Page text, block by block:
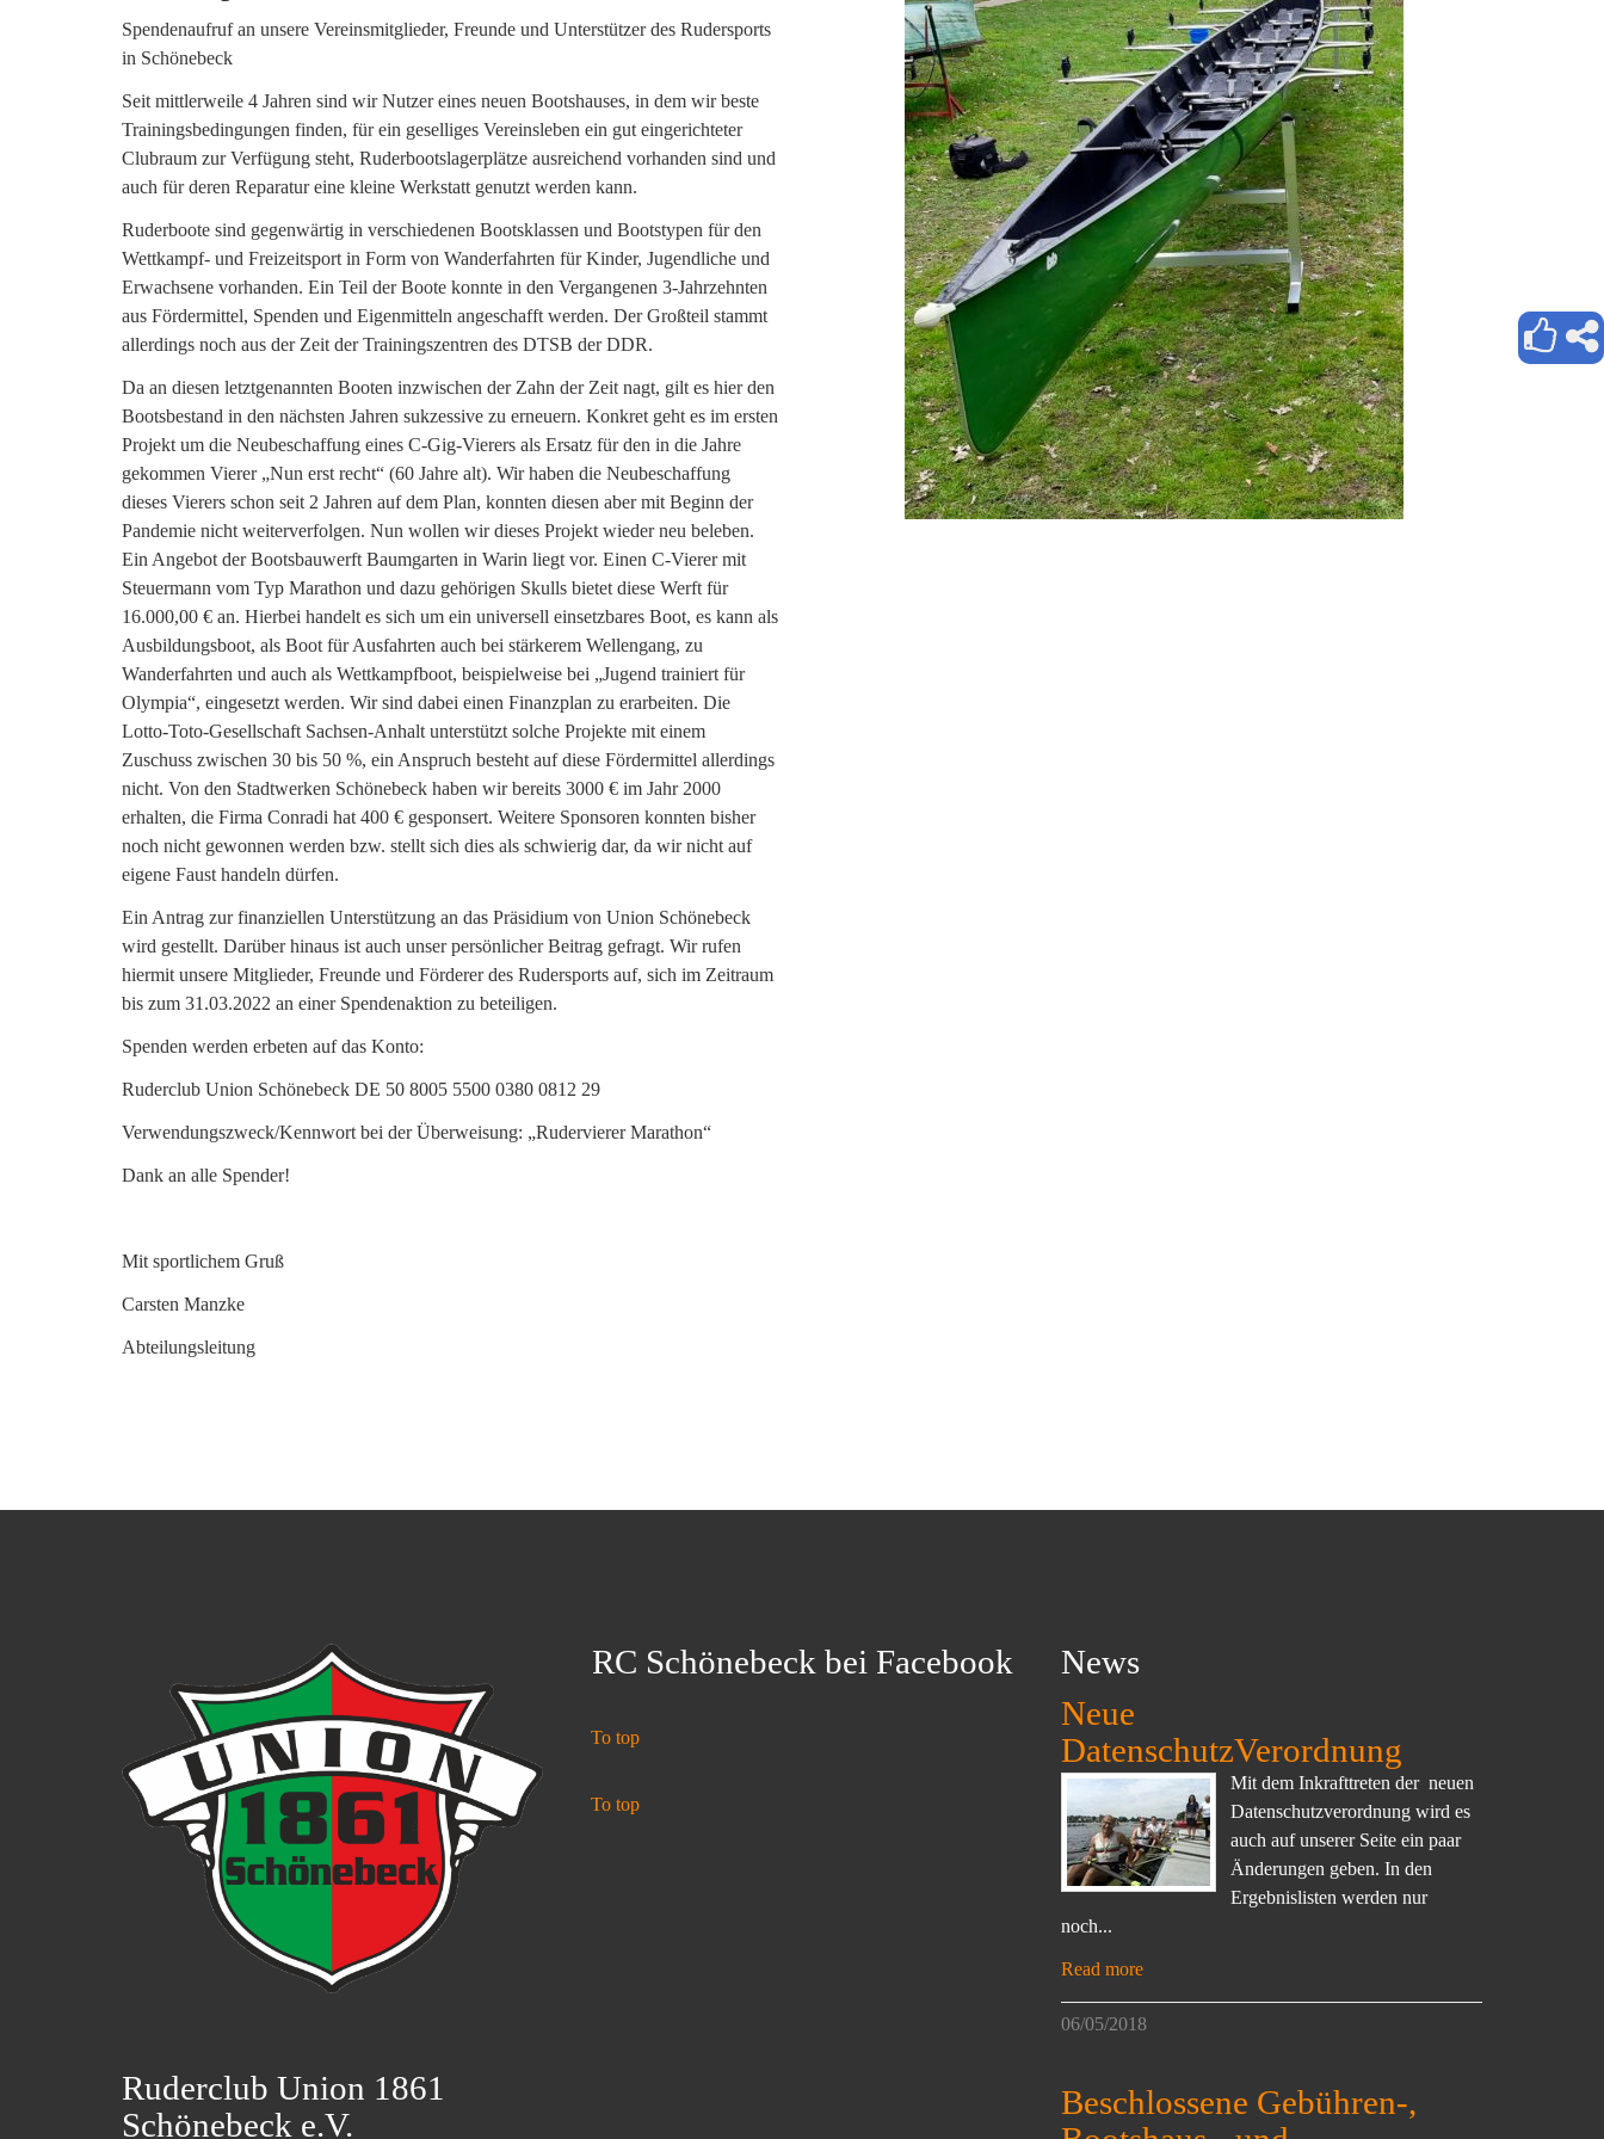
Spendenaufruf an unsere Vereinsmitglieder, Freunde und Unterstützer des Rudersports
in Schönebeck
Seit mittlerweile 4 Jahren sind wir Nutzer eines neuen Bootshauses, in dem wir beste
Trainingsbedingungen finden, für ein geselliges Vereinsleben ein gut eingerichteter
Clubraum zur Verfügung steht, Ruderbootslagerplätze ausreichend vorhanden sind und
auch für deren Reparatur eine kleine Werkstatt genutzt werden kann.
Ruderboote sind gegenwärtig in verschiedenen Bootsklassen und Bootstypen für den
Wettkampf- und Freizeitsport in Form von Wanderfahrten für Kinder, Jugendliche und
Erwachsene vorhanden. Ein Teil der Boote konnte in den Vergangenen 3-Jahrzehnten
aus Fördermittel, Spenden und Eigenmitteln angeschafft werden. Der Großteil stammt
allerdings noch aus der Zeit der Trainingszentren des DTSB der DDR.
Da an diesen letztgenannten Booten inzwischen der Zahn der Zeit nagt, gilt es hier den
Bootsbestand in den nächsten Jahren sukzessive zu erneuern. Konkret geht es im ersten
Projekt um die Neubeschaffung eines C-Gig-Vierers als Ersatz für den in die Jahre
gekommen Vierer „Nun erst recht“ (60 Jahre alt). Wir haben die Neubeschaffung
dieses Vierers schon seit 2 Jahren auf dem Plan, konnten diesen aber mit Beginn der
Pandemie nicht weiterverfolgen. Nun wollen wir dieses Projekt wieder neu beleben.
Ein Angebot der Bootsbauwerft Baumgarten in Warin liegt vor. Einen C-Vierer mit
Steuermann vom Typ Marathon und dazu gehörigen Skulls bietet diese Werft für
16.000,00 € an. Hierbei handelt es sich um ein universell einsetzbares Boot, es kann als
Ausbildungsboot, als Boot für Ausfahrten auch bei stärkerem Wellengang, zu
Wanderfahrten und auch als Wettkampfboot, beispielweise bei „Jugend trainiert für
Olympia“, eingesetzt werden. Wir sind dabei einen Finanzplan zu erarbeiten. Die
Lotto-Toto-Gesellschaft Sachsen-Anhalt unterstützt solche Projekte mit einem
Zuschuss zwischen 30 bis 50 %, ein Anspruch besteht auf diese Fördermittel allerdings
nicht. Von den Stadtwerken Schönebeck haben wir bereits 3000 € im Jahr 2000
erhalten, die Firma Conradi hat 400 € gesponsert. Weitere Sponsoren konnten bisher
noch nicht gewonnen werden bzw. stellt sich dies als schwierig dar, da wir nicht auf
eigene Faust handeln dürfen.
Ein Antrag zur finanziellen Unterstützung an das Präsidium von Union Schönebeck
wird gestellt. Darüber hinaus ist auch unser persönlicher Beitrag gefragt. Wir rufen
hiermit unsere Mitglieder, Freunde und Förderer des Rudersports auf, sich im Zeitraum
bis zum 31.03.2022 an einer Spendenaktion zu beteiligen.
Spenden werden erbeten auf das Konto:
Ruderclub Union Schönebeck DE 50 8005 5500 0380 0812 29
Verwendungszweck/Kennwort bei der Überweisung: „Rudervierer Marathon“
Dank an alle Spender!
Mit sportlichem Gruß
Carsten Manzke
Abteilungsleitung
Ruderclub Union 1861
Schönebeck e.V.
RC Schönebeck bei Facebook
To top
To top
News
Neue
DatenschutzVerordnung
Mit dem Inkrafttreten der neuen
Datenschutzverordnung wird es
auch auf unserer Seite ein paar
Änderungen geben. In den
Ergebnislisten werden nur
noch...
Read more
06/05/2018
Beschlossene Gebühren-,